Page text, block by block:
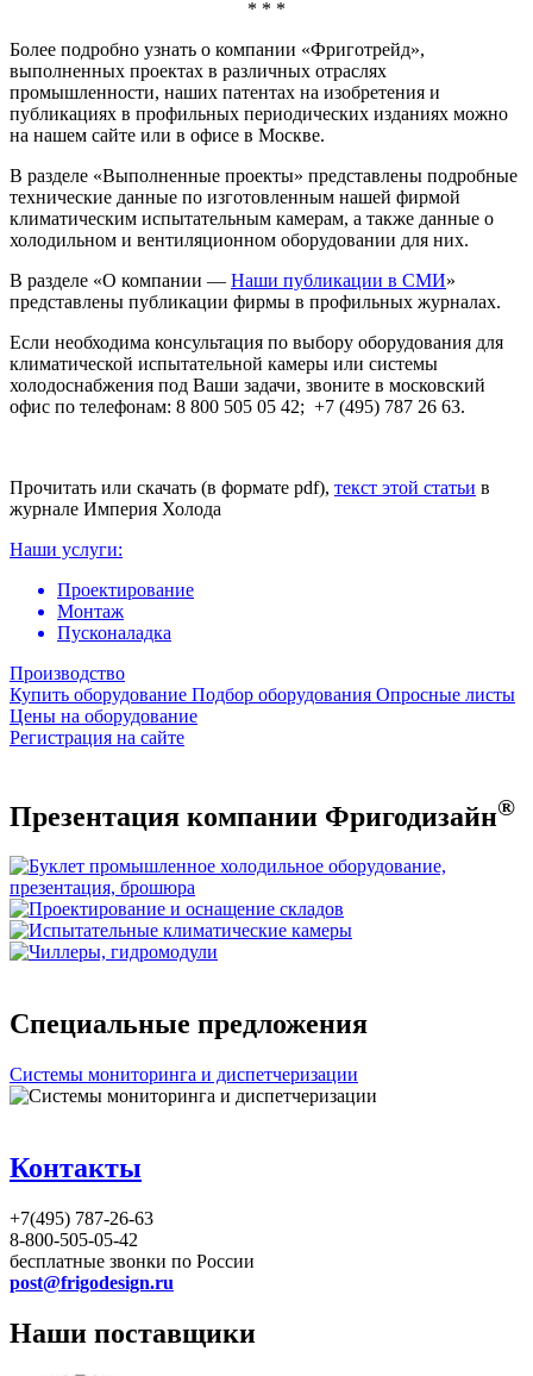
* * *
Более подробно узнать о компании «Фриготрейд»,
выполненных проектах в различных отраслях
промышленности, наших патентах на изобретения и
публикациях в профильных периодических изданиях можно
на нашем сайте или в офисе в Москве.
В разделе «Выполненные проекты» представлены подробные
технические данные по изготовленным нашей фирмой
климатическим испытательным камерам, а также данные о
холодильном и вентиляционном оборудовании для них.
В разделе «О компании — Наши публикации в СМИ»
представлены публикации фирмы в профильных журналах.
Если необходима консультация по выбору оборудования для
климатической испытательной камеры или системы
холодоснабжения под Ваши задачи, звоните в московский
офис по телефонам: 8 800 505 05 42; +7 (495) 787 26 63.
Прочитать или скачать (в формате pdf), текст этой статьи в
журнале Империя Холода
Наши услуги:
Проектирование
Монтаж
Пусконаладка
Производство
Купить оборудование Подбор оборудования Опросные листы
Цены на оборудование
Регистрация на сайте
Презентация компании Фригодизайн®
Специальные предложения
Системы мониторинга и диспетчеризации
Контакты
+7(495) 787-26-63
8-800-505-05-42
бесплатные звонки по России
post@frigodesign.ru
Наши поставщики